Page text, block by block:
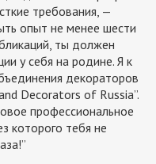
требования, —
опыт не менее шести
ты должен
у себя на родине. Я к
декораторов
Decorators of Russia”.
профессиональное
которого тебя не